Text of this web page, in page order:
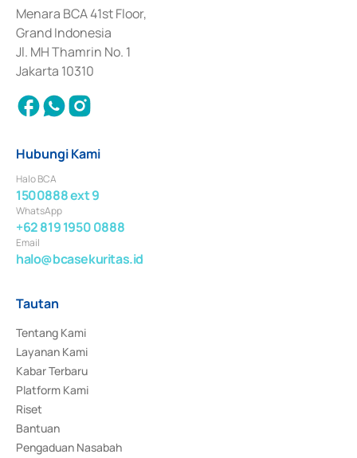
Penerbitan, Transaksi, serta Penatausahaan dan Penyelesaian Transaksi
Surat Berharga Komersial yang izinnya diterbitkan pada tahun 2018.
Menara BCA 41st Floor,
Grand Indonesia
Jl. MH Thamrin No. 1
Jakarta 10310
Hubungi Kami
Halo BCA
1500888 ext 9
WhatsApp
+62 819 1950 0888
Email
halo@bcasekuritas.id
Tautan
Tentang Kami
Layanan Kami
Kabar Terbaru
Platform Kami
Riset
Bantuan
Pengaduan Nasabah